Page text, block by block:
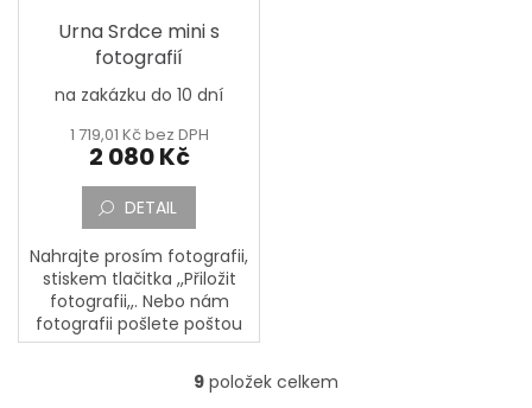
Urna Srdce mini s
fotografií
na zakázku do 10 dní
1 719,01 Kč bez DPH
2 080 Kč
DETAIL
Nahrajte prosím fotografii,
stiskem tlačitka ,,Přiložit
fotografii,,. Nebo nám
fotografii pošlete poštou
na adresu: PORCELÁNOVÁ
MANUFAKTURA, Mostecká
133, 362 63 Dalovice. K...
O
9 položek celkem